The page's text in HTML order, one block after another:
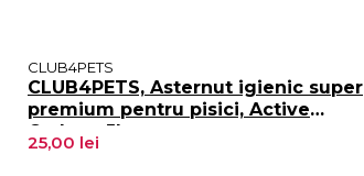
CLUB4PETS
CLUB4PETS, Asternut igienic super
premium pentru pisici, Active
Carbon, 5L
25,00 lei